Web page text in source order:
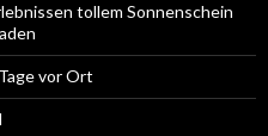
tollem Sonnenschein
vor Ort